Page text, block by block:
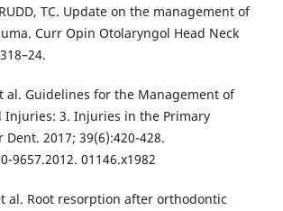
RUDD, TC. Update on the management of
Curr Opin Otolaryngol Head Neck
al. Guidelines for the Management of
Injuries: 3. Injuries in the Primary
2017; 39(6):420-428.
9657.2012. 01146.x1982
al. Root resorption after orthodontic